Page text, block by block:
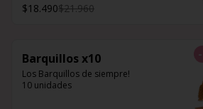
$18.490$21.960
-
Barquillos x10
Los Barquillos de siempre!
10 unidades